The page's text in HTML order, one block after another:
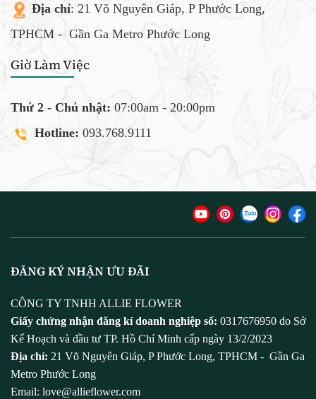
Địa chỉ: 21 Võ Nguyên Giáp, P Phước Long,
TPHCM - Gần Ga Metro Phước Long
Giờ Làm Việc
Thứ 2 - Chủ nhật: 07:00am - 20:00pm
Hotline: 093.768.9111
ĐĂNG KÝ NHẬN ƯU ĐÃI
CÔNG TY TNHH ALLIE FLOWER
Giấy chứng nhận đăng kí doanh nghiệp số: 0317676950 do Sở
Kế Hoạch và đầu tư TP. Hồ Chí Minh cấp ngày 13/2/2023
Địa chỉ: 21 Võ Nguyên Giáp, P Phước Long, TPHCM - Gần Ga
Metro Phước Long
Email: love@allieflower.com